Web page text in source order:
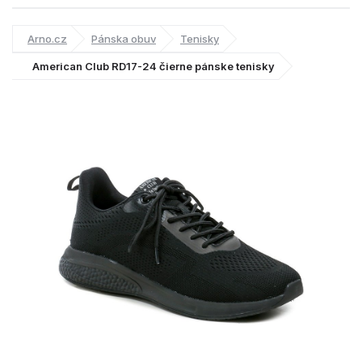
Arno.cz Pánska obuv Tenisky
American Club RD17-24 čierne pánske tenisky